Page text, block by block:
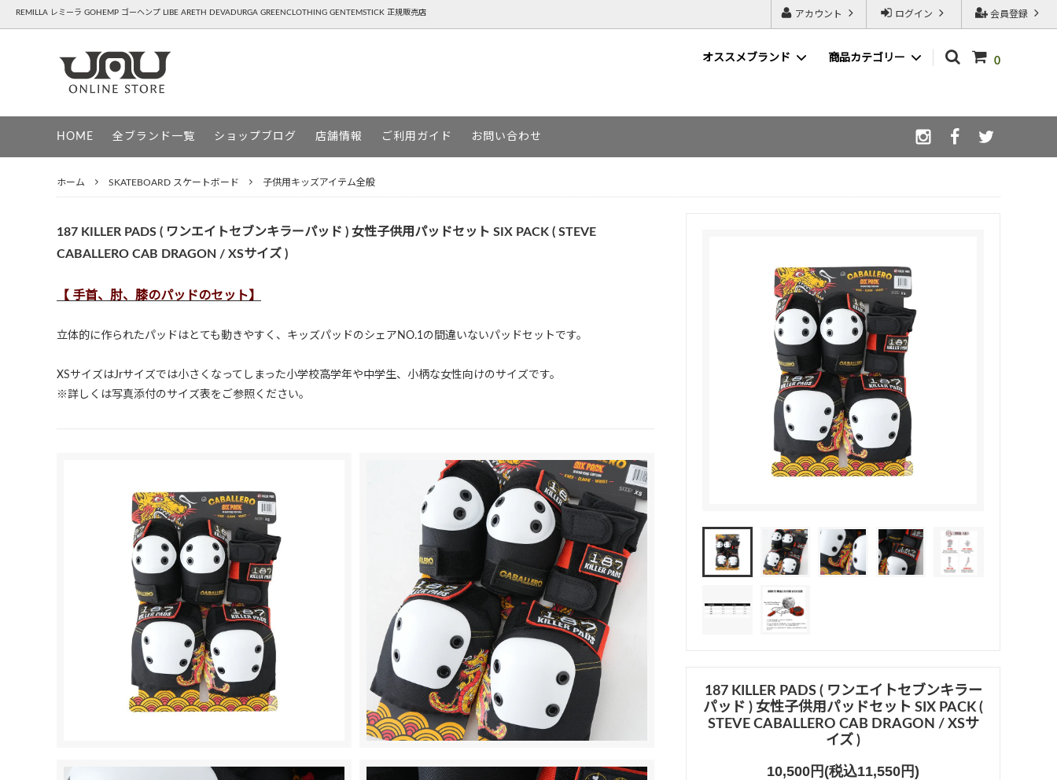
会員登録
ログイン
アカウント
REMILLA レミーラ GOHEMP ゴーヘンプ LIBE ARETH DEVADURGA GREENCLOTHING GENTEMSTICK 正規販売店
0
オススメブランド
HAVE A GRATEFUL DAY ( ハブアグレイ
トフルデイ )
DEVADURGA ( デヴァドゥルガ )
GREENCLOTHING ( グリーンクロージン
グ )
GENTEMSTICK ( ゲンテンスティック )
商品カテゴリー
HOME 全ブランド一覧 ショップブログ 店舗情報 ご利用ガイド お問い合わせ
ホーム SKATEBOARD スケートボード 子供用キッズアイテム全般
187 KILLER PADS ( ワンエイトセブンキラー
パッド ) 女性子供用パッドセット SIX PACK (
STEVE CABALLERO CAB DRAGON / XSサ
イズ )
10,500円(税込11,550円)
187 KILLER PADS ( ワンエイトセブンキラーパッド ) 女性子供用パッドセット SIX PACK ( STEVE
CABALLERO CAB DRAGON / XSサイズ )
【 手首、肘、膝のパッドのセット】
立体的に作られたパッドはとても動きやすく、キッズパッドのシェアNO.1の間違いないパッドセットです。
XSサイズはJrサイズでは小さくなってしまった小学校高学年や中学生、小柄な女性向けのサイズです。
※詳しくは写真添付のサイズ表をご参照ください。